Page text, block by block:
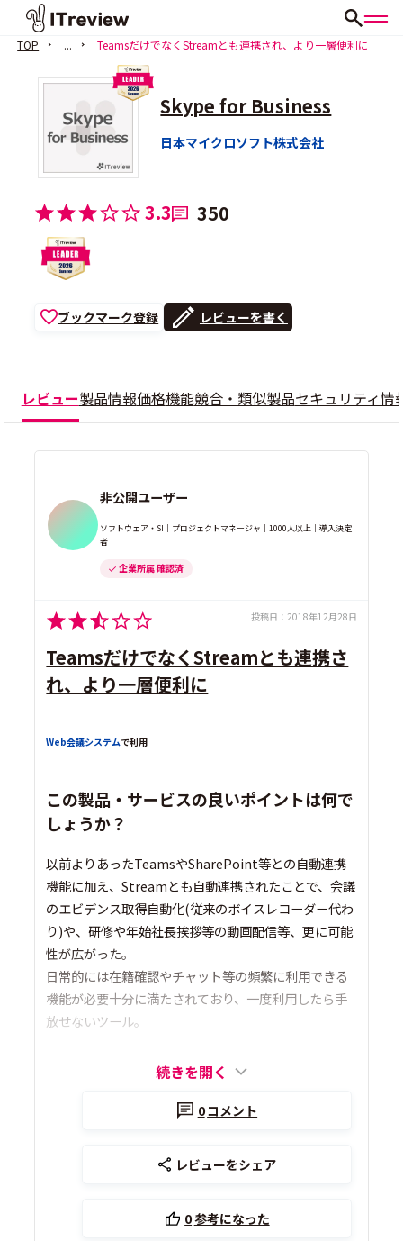
TOP ... TeamsだけでなくStreamとも連携され、より一層便利に
Skype for Business
日本マイクロソフト株式会社
3.3 350
ブックマーク登録 レビューを書く
レビュー製品情報価格機能競合・類似製品セキュリティ情
非公開ユーザー
ソフトウェア・SI｜プロジェクトマネージャ｜1000人以上｜導入決定
者
企業所属 確認済
投稿日： 2018年12月28日
TeamsだけでなくStreamとも連携さ
れ、より一層便利に
Web会議システムで利用
この製品・サービスの良いポイントは何で
しょうか？
以前よりあったTeamsやSharePoint等との自動連携
機能に加え、Streamとも自動連携されたことで、会議
のエビデンス取得自動化(従来のボイスレコーダー代わ
り)や、研修や年始社長挨拶等の動画配信等、更に可能
性が広がった。
日常的には在籍確認やチャット等の頻繁に利用できる
機能が必要十分に満たされており、一度利用したら手
放せないツール。
続きを開く
0コメント
レビューをシェア
0参考になった